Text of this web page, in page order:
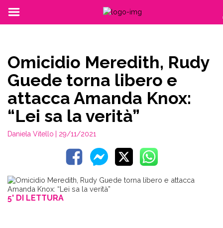
Omicidio Meredith, Rudy
Guede torna libero e
attacca Amanda Knox:
“Lei sa la verità”
Daniela Vitello | 29/11/2021
5' DI LETTURA